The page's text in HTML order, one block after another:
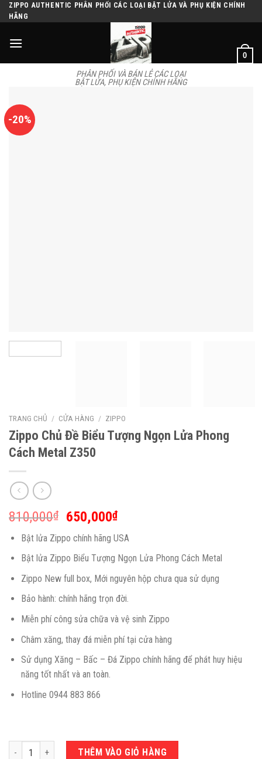
Skip
to
ZIPPO AUTHENTIC PHÂN PHỐI CÁC LOẠI BẬT LỬA VÀ PHỤ KIỆN CHÍNH
HÃNG
PHÂN PHỐI VÀ BÁN LẺ CÁC LOẠI
BẬT LỬA, PHỤ KIỆN CHÍNH HÃNG
0
-20%
TRANG CHỦ / CỬA HÀNG / ZIPPO
Zippo Chủ Đề Biểu Tượng Ngọn Lửa Phong
Cách Metal Z350
810,000₫ 650,000₫
Bật lửa Zippo chính hãng USA
Bật lửa Zippo Biểu Tượng Ngọn Lửa Phong Cách Metal
Zippo New full box, Mới nguyên hộp chưa qua sử dụng
Bảo hành: chính hãng trọn đời.
Miễn phí công sửa chữa và vệ sinh Zippo
Châm xăng, thay đá miễn phí tại cửa hàng
Sử dụng Xăng – Bấc – Đá Zippo chính hãng để phát huy hiệu
năng tốt nhất và an toàn.
Hotline 0944 883 866
Zippo Chủ Đề Biểu Tượng Ngọn Lửa Phong Cách Metal Z350 số lượng
THÊM VÀO GIỎ HÀNG